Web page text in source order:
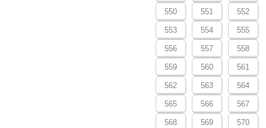
550 551 552
553 554 555
556 557 558
559 560 561
562 563 564
565 566 567
568 569 570